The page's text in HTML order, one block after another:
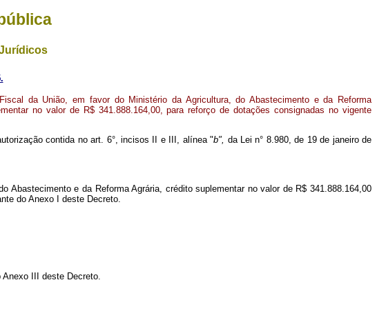
da União, em favor do Ministério da Agricultura, do Abastecimento e da Reforma
no valor de R$ 341.888.164,00, para reforço de dotações consignadas no vigente
contida no art. 6°, incisos II e III, alínea "b", da Lei n° 8.980, de 19 de janeiro de
Abastecimento e da Reforma Agrária, crédito suplementar no valor de R$ 341.888.164,00
do Anexo I deste Decreto.
III deste Decreto.